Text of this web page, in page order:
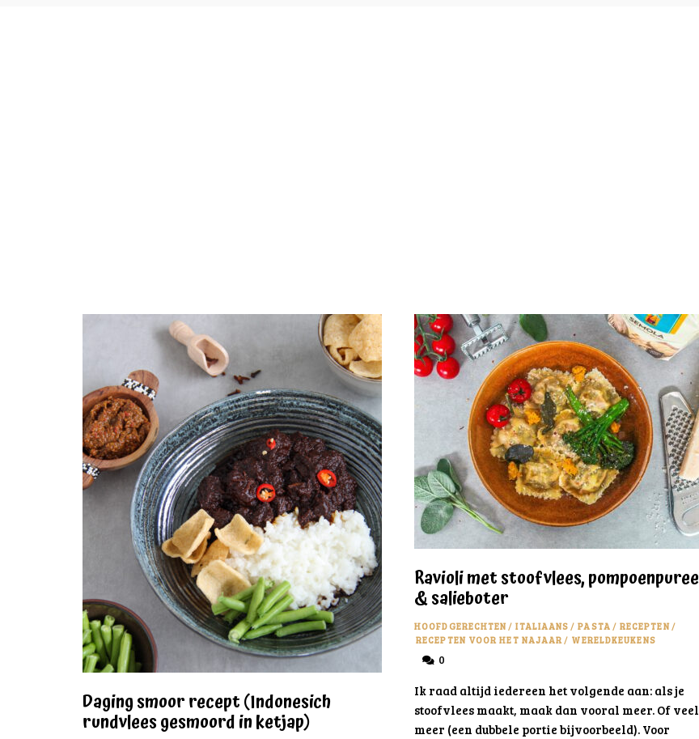
Daging smoor recept (Indonesich
rundvlees gesmoord in ketjap)
Ravioli met stoofvlees, pompoenpuree
& salieboter
HOOFDGERECHTEN/ ITALIAANS / PASTA / RECEPTEN/
RECEPTEN VOOR HET NAJAAR/ WERELDKEUKENS
0
Ik raad altijd iedereen het volgende aan: als je
stoofvlees maakt, maak dan vooral meer. Of veel
meer (een dubbele portie bijvoorbeeld). Voor